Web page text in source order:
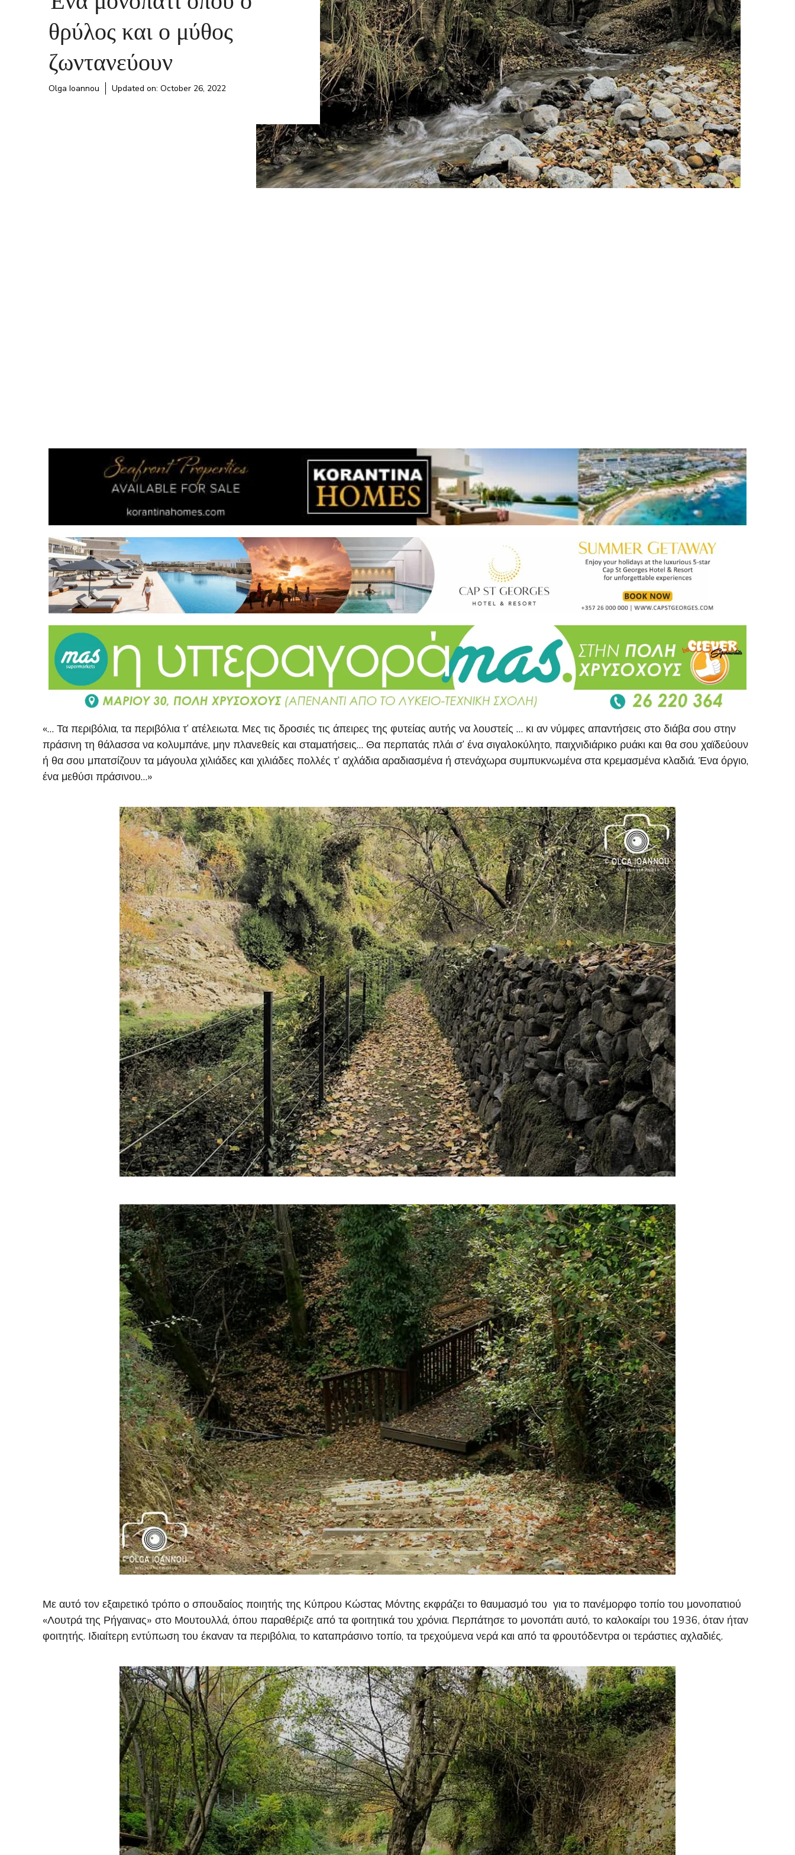
θρύλος και ο μύθος
ζωντανεύουν
Olga Ioannou Updated on: October 26, 2022
«… Τα περιβόλια, τα περιβόλια τ’ ατέλειωτα. Μες τις δροσιές τις άπειρες της φυτείας αυτής να λουστείς … κι αν νύμφες απαντήσεις στο διάβα σου στην
πράσινη τη θάλασσα να κολυμπάνε, μην πλανεθείς και σταματήσεις… Θα περπατάς πλάι σ’ ένα σιγαλοκύλητο, παιχνιδιάρικο ρυάκι και θα σου χαϊδεύουν
ή θα σου μπατσίζουν τα μάγουλα χιλιάδες και χιλιάδες πολλές τ’ αχλάδια αραδιασμένα ή στενάχωρα συμπυκνωμένα στα κρεμασμένα κλαδιά. Ένα όργιο,
ένα μεθύσι πράσινου…»
Με αυτό τον εξαιρετικό τρόπο ο σπουδαίος ποιητής της Κύπρου Κώστας Μόντης εκφράζει το θαυμασμό του για το πανέμορφο τοπίο του μονοπατιού
«Λουτρά της Ρήγαινας» στο Μουτουλλά, όπου παραθέριζε από τα φοιτητικά του χρόνια. Περπάτησε το μονοπάτι αυτό, το καλοκαίρι του 1936, όταν ήταν
φοιτητής. Ιδιαίτερη εντύπωση του έκαναν τα περιβόλια, το καταπράσινο τοπίο, τα τρεχούμενα νερά και από τα φρουτόδεντρα οι τεράστιες αχλαδιές.